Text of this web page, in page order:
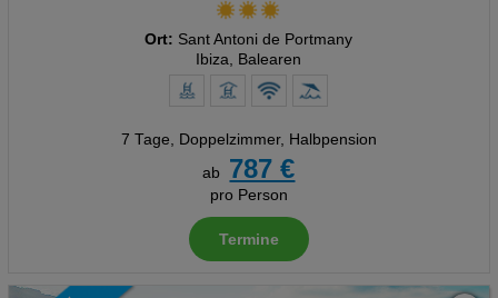
Ort: Sant Antoni de Portmany
Ibiza, Balearen
7 Tage, Doppelzimmer, Halbpension
ab
787 €
pro Person
Termine